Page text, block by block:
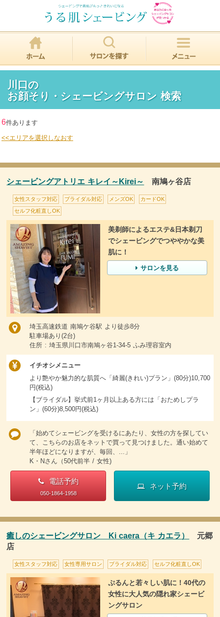
川口の
お顔そり・シェービングサロン 検索
6件あります
<<エリアを選択しなおす
シェービングアトリエ キレイ～Kirei～ 南鳩ヶ谷店
女性スタッフ対応 ブライダル対応 メンズOK カードOK
セルフ化粧直しOK
美剃師によるエステ&日本剃刀
でシェービングでつややかな美
肌に！
サロンを見る
埼玉高速鉄道 南鳩ケ谷駅 より徒歩8分
駐車場あり(2台)
住所 : 埼玉県川口市南鳩ヶ谷1-34-5 ふみ理容室内
イチオシメニュー
より艶やか魅力的な肌質へ「綺麗(きれい)プラン」(80分)10,700
円(税込)
【ブライダル】挙式前1ヶ月以上ある方には「おためしプラ
ン」(60分)8,500円(税込)
「始めてシェービングを受けるにあたり、女性の方を探してい
て、こちらのお店をネットで買って見つけました。通い始めて
半年ほどになりますが、毎回、...」
K・Nさん（50代前半 / 女性)
電話予約
050-1864-1958
ネット予約
癒しのシェービングサロン Ki caera（キ カエラ）
元郷
店
女性スタッフ対応 女性専用サロン ブライダル対応 セルフ化粧直しOK
ぷるんと若々しい肌に！40代の
女性に大人気の隠れ家シェービ
ングサロン